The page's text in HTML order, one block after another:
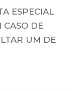
ESPECIAL
CASO DE
UM DE